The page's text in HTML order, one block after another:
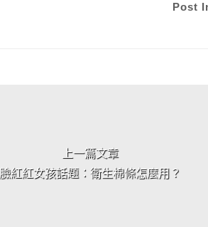
Post
上一篇文章
臉紅紅女孩話題：衛生棉條怎麼用？